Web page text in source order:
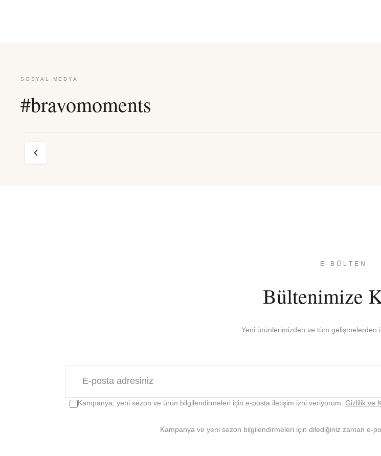
SOSYAL MEDYA
#bravomoments
E-BÜLTEN
Bültenimize
Yeni ürünlerimizden ve tüm gelişmelerden
Kampanya, yeni sezon ve ürün bilgilendirmeleri için e-posta iletişim izni veriyorum. Gizlilik ve
Kampanya ve yeni sezon bilgilendirmeleri için dilediğiniz zaman e-